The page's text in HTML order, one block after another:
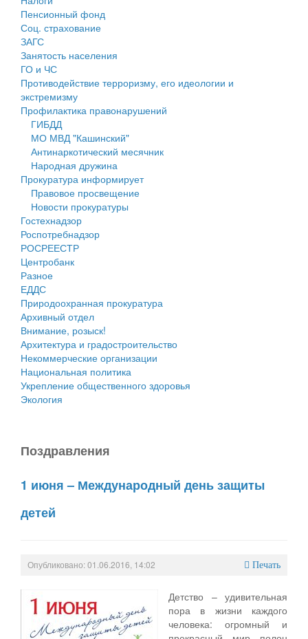
Противодействие коррупции
Контрольно-счетная палата
Персональные данные
Оценка регулирующего воздействия
Деятельность МУ
Нормативы градостроительного проектирования
Правила землепользования и застройки
Генеральные планы
Проекты планировки территории
Собрание депутатов
Городское поселение
Сельские поселения
Пенсионный фонд
Соц. страхование
ЗАГС
Занятость населения
ГО и ЧС
Противодействие терроризму, его идеологии и
экстремизму
Профилактика правонарушений
ГИБДД
МО МВД "Кашинский"
Антинаркотический месячник
Народная дружина
Прокуратура информирует
Правовое просвещение
Новости прокуратуры
Гостехнадзор
Роспотребнадзор
РОСРЕЕСТР
Центробанк
Разное
ЕДДС
Природоохранная прокуратура
Архивный отдел
Внимание, розыск!
Архитектура и градостроительство
Некоммерческие организации
Национальная политика
Укрепление общественного здоровья
Экология
Поздравления
1 июня – Международный день защиты
детей
Опубликовано: 01.06.2016, 14:02 Печать
Детство – удивительная
пора в жизни каждого
человека: огромный и